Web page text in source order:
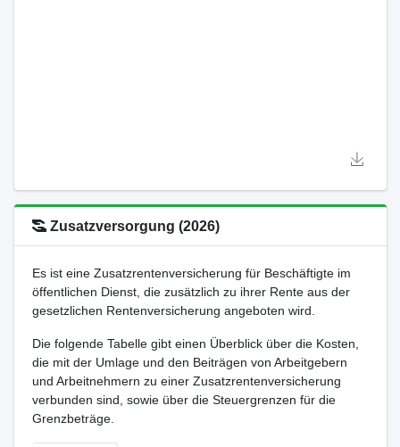
Zusatzversorgung (2026)
Es ist eine Zusatzrentenversicherung für Beschäftigte im
öffentlichen Dienst, die zusätzlich zu ihrer Rente aus der
gesetzlichen Rentenversicherung angeboten wird.
Die folgende Tabelle gibt einen Überblick über die Kosten,
die mit der Umlage und den Beiträgen von Arbeitgebern
und Arbeitnehmern zu einer Zusatzrentenversicherung
verbunden sind, sowie über die Steuergrenzen für die
Grenzbeträge.